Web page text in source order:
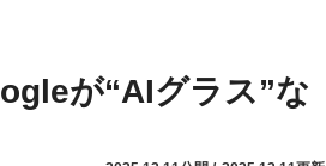
が“AIグラス”な